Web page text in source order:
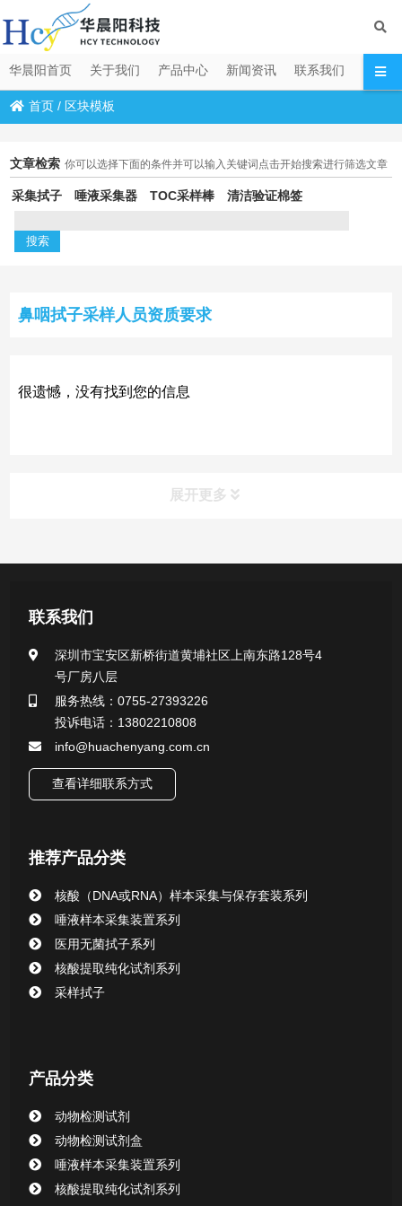
华晨阳首页 关于我们 产品中心 新闻资讯 联系我们
首页 / 区块模板
文章检索 你可以选择下面的条件并可以输入关键词点击开始搜索进行筛选文章
采集拭子 唾液采集器 TOC采样棒 清洁验证棉签
鼻咽拭子采样人员资质要求
很遗憾，没有找到您的信息
展开更多
产品中心
医用无菌采样拭子系列
一次性使用采样器系列
微生物样本保存液（通用运输传媒介质）系列
核酸（DNA&RNA）样本采集与保存套装系列
唾液样本采集装置系列
清洁验证棉签系列
动物检测试剂
联系我们
深圳市宝安区新桥街道黄埔社区上南东路128号4
号厂房八层
服务热线：0755-27393226
投诉电话：13802210808
info@huachenyang.com.cn
查看详细联系方式
推荐产品分类
核酸（DNA或RNA）样本采集与保存套装系列
唾液样本采集装置系列
医用无菌拭子系列
核酸提取纯化试剂系列
采样拭子
产品分类
动物检测试剂
动物检测试剂盒
唾液样本采集装置系列
核酸提取纯化试剂系列